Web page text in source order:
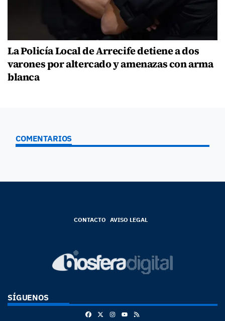
La Policía Local de Arrecife detiene a dos
varones por altercado y amenazas con arma
blanca
COMENTARIOS
CONTACTO AVISO LEGAL
SÍGUENOS
FacebookInstagram